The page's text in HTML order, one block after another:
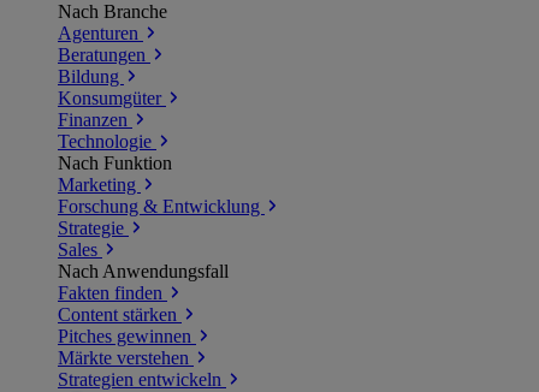
Nach Branche
Agenturen
Beratungen
Bildung
Konsumgüter
Finanzen
Technologie
Nach Funktion
Marketing
Forschung & Entwicklung
Strategie
Sales
Nach Anwendungsfall
Fakten finden
Content stärken
Pitches gewinnen
Märkte verstehen
Strategien entwickeln